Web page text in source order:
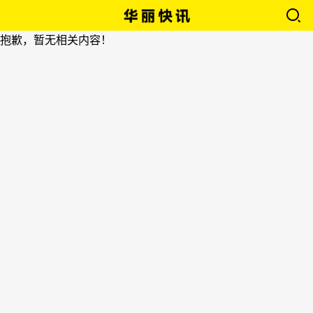
抱歉，暂无相关内容！